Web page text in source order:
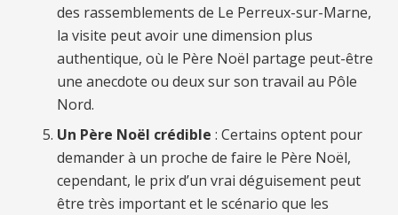
des rassemblements de Le Perreux-sur-Marne,
la visite peut avoir une dimension plus
authentique, où le Père Noël partage peut-être
une anecdote ou deux sur son travail au Pôle
Nord.
Un Père Noël crédible : Certains optent pour
demander à un proche de faire le Père Noël,
cependant, le prix d’un vrai déguisement peut
être très important et le scénario que les